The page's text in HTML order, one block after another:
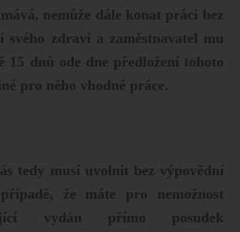
nemůže dále konat práci bez
svého zdraví a zaměstnavatel mu
15 dnů ode dne předložení tohoto
pro něho vhodné práce.
tedy musí uvolnit bez výpovědní
že máte pro nemožnost
vydán přímo posudek